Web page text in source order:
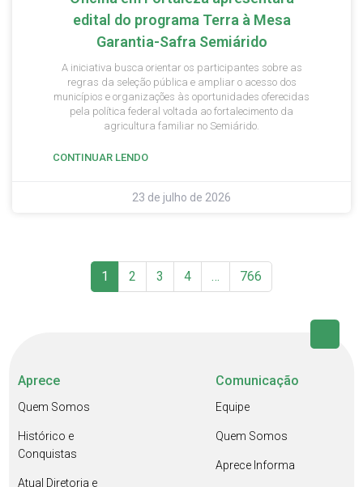
edital do programa Terra à Mesa
Garantia-Safra Semiárido
A iniciativa busca orientar os participantes sobre as
regras da seleção pública e ampliar o acesso dos
municípios e organizações às oportunidades oferecidas
pela política federal voltada ao fortalecimento da
agricultura familiar no Semiárido.
CONTINUAR LENDO
23 de julho de 2026
1 2 3 4 … 766
Aprece
Quem Somos
Histórico e
Conquistas
Atual Diretoria e
Comunicação
Equipe
Quem Somos
Aprece Informa